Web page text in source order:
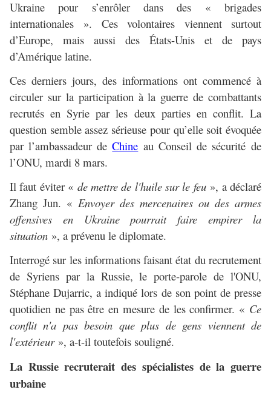
Ukraine pour s’enrôler dans des « brigades
internationales ». Ces volontaires viennent surtout
d’Europe, mais aussi des États-Unis et de pays
d’Amérique latine.
Ces derniers jours, des informations ont commencé à
circuler sur la participation à la guerre de combattants
recrutés en Syrie par les deux parties en conflit. La
question semble assez sérieuse pour qu’elle soit évoquée
par l’ambassadeur deChine au Conseil de sécurité de
l’ONU, mardi 8 mars.
Il faut éviter « de mettre de l'huile sur le feu», a déclaré
Zhang Jun. « Envoyer des mercenaires ou des armes
offensives en Ukraine pourrait faire empirer la
situation », a prévenu le diplomate.
Interrogé sur les informations faisant état du recrutement
de Syriens par la Russie, le porte-parole de l'ONU,
Stéphane Dujarric, a indiqué lors de son point de presse
quotidien ne pas être en mesure de les confirmer. « Ce
conflit n'a pas besoin que plus de gens viennent de
l'extérieur », a-t-il toutefois souligné.
La Russie recruterait des spécialistes de la guerre
urbaine